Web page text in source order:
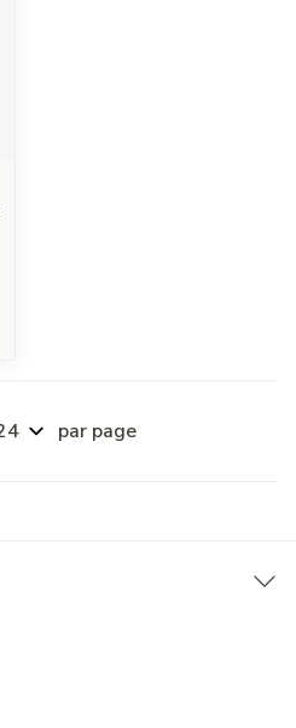
par page